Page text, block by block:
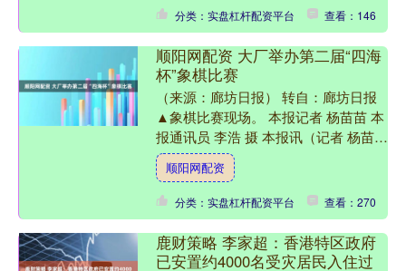
分类：实盘杠杆配资平台 查看：146
顺阳网配资 大厂举办第二届“四海
杯”象棋比赛
（来源：廊坊日报） 转自：廊坊日报
▲象棋比赛现场。 本报记者 杨苗苗 本
报通讯员 李浩 摄 本报讯（记者 杨苗苗
通讯员 杨迪）近日，大厂回族自治县
举办第二届....
顺阳网配资
分类：实盘杠杆配资平台 查看：270
鹿财策略 李家超：香港特区政府
已安置约4000名受灾居民入住过